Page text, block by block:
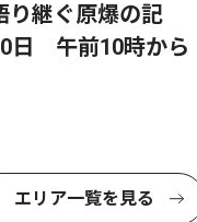
継ぐ原爆の記
日 午前10時から
エリア一覧を見る